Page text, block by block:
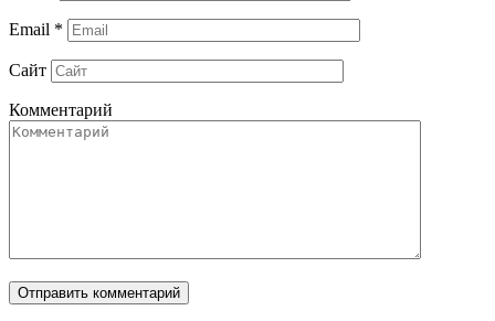
Email *
Сайт
Комментарий